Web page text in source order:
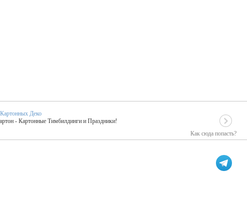
Как сюда попасть?
Деко
- Картонные Тимбилдинги и Праздники!